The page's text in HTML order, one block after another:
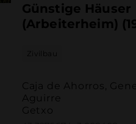
Günstige Häuser
(Arbeiterheim)
Zivilbau
Caja de Ahorros,
Aguirre
Getxo